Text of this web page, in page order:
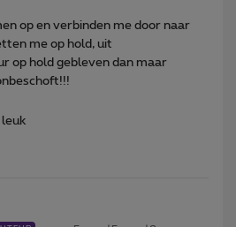
op en verbinden me door naar
me op hold, uit
op hold gebleven dan maar